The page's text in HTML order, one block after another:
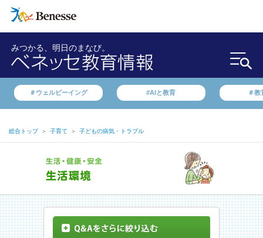
みつかる、明日のまなび。
＃ウェルビーイング #AIと教育 ＃教
総合トップ ＞ 子育て ＞ 子どもの病気・トラブル